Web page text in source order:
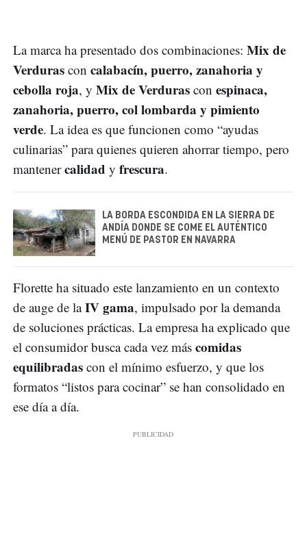
La marca ha presentado dos combinaciones: Mix de
Verduras con calabacín, puerro, zanahoria y
cebolla roja, y Mix de Verduras con espinaca,
zanahoria, puerro, col lombarda y pimiento
verde. La idea es que funcionen como “ayudas
culinarias” para quienes quieren ahorrar tiempo, pero
mantenercalidad y frescura.
LA BORDA ESCONDIDA EN LA SIERRA DE
ANDÍA DONDE SE COME EL AUTÉNTICO
MENÚ DE PASTOR EN NAVARRA
Florette ha situado este lanzamiento en un contexto
de auge de laIV gama, impulsado por la demanda
de soluciones prácticas. La empresa ha explicado que
el consumidor busca cada vez más comidas
equilibradas con el mínimo esfuerzo, y que los
formatos “listos para cocinar” se han consolidado en
ese día a día.